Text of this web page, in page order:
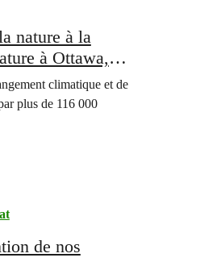
nature à la
à Ottawa,
et inverser la
climatique et de
plus de 116 000
de nos